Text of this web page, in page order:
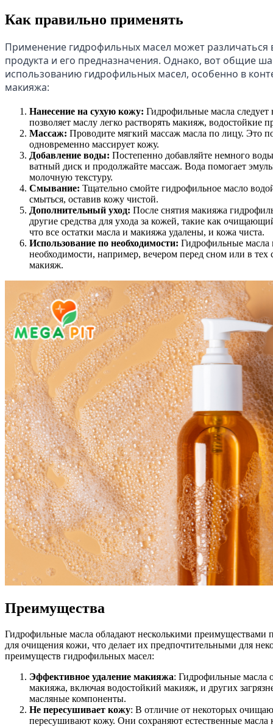
Как правильно применять
Применение гидрофильных масел может различаться
продукта и его предназначения. Однако, вот общие
использованию гидрофильных масел, особенно в
макияжа:
Нанесение на сухую кожу: Гидрофильные масла
позволяет маслу легко растворять макияж, водостойкие
Массаж: Проводите мягкий массаж масла по лицу. Это
одновременно массирует кожу.
Добавление воды: Постепенно добавляйте немного
ватный диск и продолжайте массаж. Вода помогает
молочную текстуру.
Смывание: Тщательно смойте гидрофильное масло
смыться, оставив кожу чистой.
Дополнительный уход: После снятия макияжа
другие средства для ухода за кожей, такие как
что все остатки масла и макияжа удалены, и кожа чиста.
Использование по необходимости: Гидрофильные масла
необходимости, например, вечером перед сном или в тех
макияж.
Преимущества
Гидрофильные масла обладают несколькими преимуществами
для очищения кожи, что делает их предпочтительными для
преимуществ гидрофильных масел:
Эффективное удаление макияжа: Гидрофильные масла
макияжа, включая водостойкий макияж, и других
масляные компоненты.
Не пересушивает кожу: В отличие от некоторых
пересушивают кожу. Они сохраняют естественные